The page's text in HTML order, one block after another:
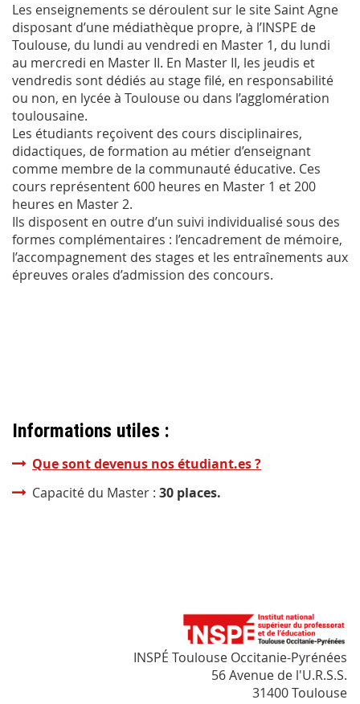
Les enseignements se déroulent sur le site Saint Agne
disposant d’une médiathèque propre, à l’INSPE de
Toulouse, du lundi au vendredi en Master 1, du lundi
au mercredi en Master II. En Master II, les jeudis et
vendredis sont dédiés au stage filé, en responsabilité
ou non, en lycée à Toulouse ou dans l’agglomération
toulousaine.
Les étudiants reçoivent des cours disciplinaires,
didactiques, de formation au métier d’enseignant
comme membre de la communauté éducative. Ces
cours représentent 600 heures en Master 1 et 200
heures en Master 2.
Ils disposent en outre d’un suivi individualisé sous des
formes complémentaires : l’encadrement de mémoire,
l’accompagnement des stages et les entraînements aux
épreuves orales d’admission des concours.
Informations utiles :
Que sont devenus nos étudiant.es ?
Capacité du Master : 30 places.
INSPÉ Toulouse Occitanie-Pyrénées
56 Avenue de l'U.R.S.S.
31400 Toulouse